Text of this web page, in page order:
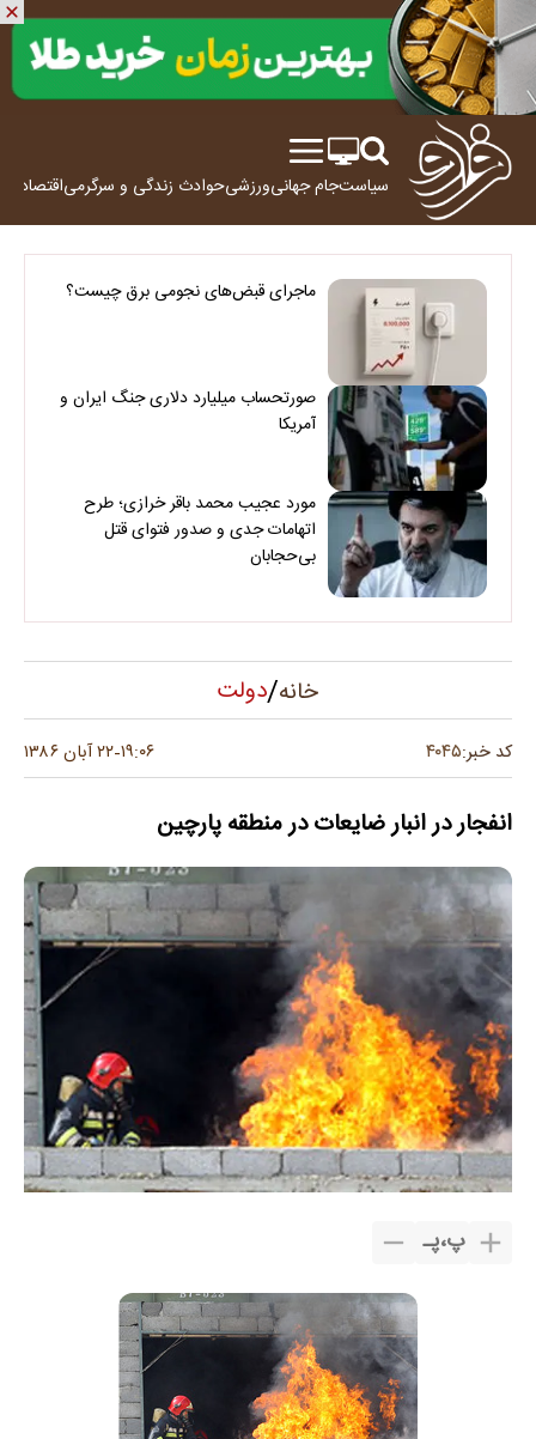
سیاستجام جهانیورزشیحوادث زندگی و سرگرمیاقتصاد
ماجرای قبض‌های نجومی برق چیست؟
صورتحساب میلیارد دلاری جنگ ایران و
آمریکا
مورد عجیب محمد باقر خرازی؛ طرح
اتهامات جدی و صدور فتوای قتل
بی‌حجابان
خانه/دولت
کد خبر:۴۰۴۵ ۱۹:۰۶-۲۲ آبان ۱۳۸۶
انفجار در انبار ضايعات در منطقه پارچين
پ،پـ